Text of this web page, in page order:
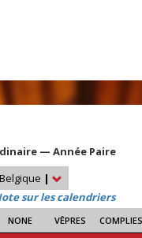
— Année Paire
Belgique |
sur les calendriers
NONE VÊPRES COMPLIES